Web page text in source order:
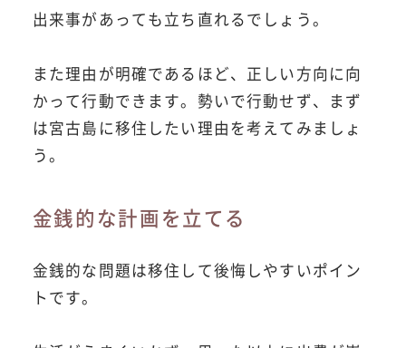
出来事があっても立ち直れるでしょう。
また理由が明確であるほど、正しい方向に向
かって行動できます。勢いで行動せず、まず
は宮古島に移住したい理由を考えてみましょ
う。
金銭的な計画を立てる
金銭的な問題は移住して後悔しやすいポイン
トです。